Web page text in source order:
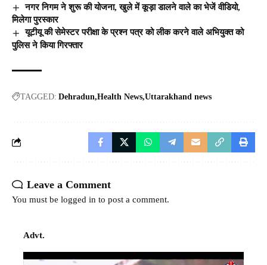
नगर निगम ने शुरू की योजना, खुले में कूड़ा डालने वाले का भेजें वीडियो,
मिलेगा पुरस्कार
यूटीयू की सेमेस्टर परीक्षा के प्रश्न पत्र को लीक करने वाले अभियुक्त को
पुलिस ने किया गिरफ्तार
TAGGED: Dehradun Health News Uttarakhand news
Leave a Comment
You must be logged in to post a comment.
Advt.
Video